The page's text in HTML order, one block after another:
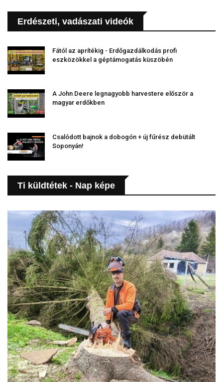
Erdészeti, vadászati videók
Fától az aprítékig - Erdőgazdálkodás profi
eszközökkel a géptámogatás küszöbén
A John Deere legnagyobb harvestere először a
magyar erdőkben
Csalódott bajnok a dobogón + új fűrész debütált
Soponyán!
Ti küldtétek - Nap képe